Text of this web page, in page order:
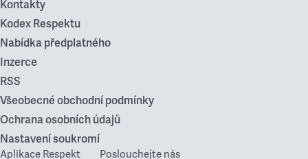
Kontakty
Kodex Respektu
Nabídka předplatného
Inzerce
RSS
Všeobecné obchodní podmínky
Ochrana osobních údajů
Nastavení soukromí
Aplikace Respekt Poslouchejte nás